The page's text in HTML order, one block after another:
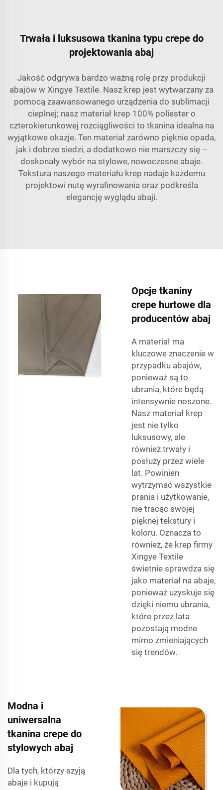
Trwała i luksusowa tkanina typu crepe do
projektowania abaj
Jakość odgrywa bardzo ważną rolę przy produkcji
abajów w Xingye Textile. Nasz krep jest wytwarzany za
pomocą zaawansowanego urządzenia do sublimacji
cieplnej; nasz materiał krep 100% poliester o
czterokierunkowej rozciągliwości to tkanina idealna na
wyjątkowe okazje. Ten materiał zarówno pięknie opada,
jak i dobrze siedzi, a dodatkowo nie marszczy się –
doskonały wybór na stylowe, nowoczesne abaje.
Tekstura naszego materiału krep nadaje każdemu
projektowi nutę wyrafinowania oraz podkreśla
elegancję wyglądu abaji.
Opcje tkaniny
crepe hurtowe dla
producentów abaj
A materiał ma
kluczowe znaczenie w
przypadku abajów,
ponieważ są to
ubrania, które będą
intensywnie noszone.
Nasz materiał krep
jest nie tylko
luksusowy, ale
również trwały i
posłuży przez wiele
lat. Powinien
wytrzymać wszystkie
prania i użytkowanie,
nie tracąc swojej
pięknej tekstury i
koloru. Oznacza to
również, że krep firmy
Xingye Textile
świetnie sprawdza się
jako materiał na abaje,
ponieważ uzyskuje się
dzięki niemu ubrania,
które przez lata
pozostają modne
mimo zmieniających
się trendów.
Modna i
uniwersalna
tkanina crepe do
stylowych abaj
Dla tych, którzy szyją
abaje i kupują